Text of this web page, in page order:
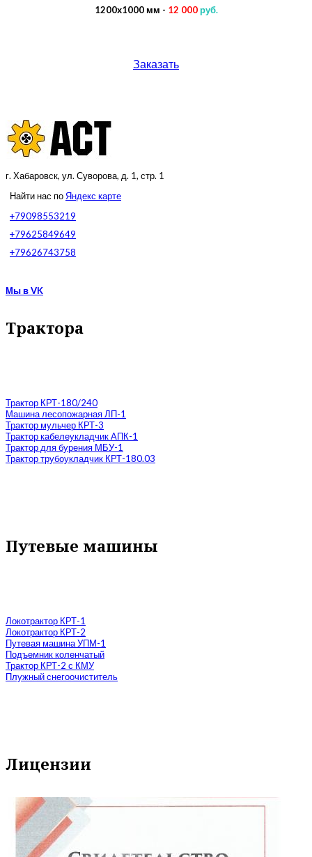
1200х1000 мм - 12 000 руб.
Заказать
г. Хабаровск, ул. Суворова, д. 1, стр. 1
Найти нас поЯндекс карте
+79098553219
+79625849649
+79626743758
Мы в VK
Трактора
Трактор КРТ-180/240
Машина лесопожарная ЛП-1
Трактор мульчер КРТ-3
Трактор кабелеукладчик АПК-1
Трактор для бурения МБУ-1
Трактор трубоукладчик КРТ-180.03
Путевые машины
Локотрактор КРТ-1
Локотрактор КРТ-2
Путевая машина УПМ-1
Подъемник коленчатый
Трактор КРТ-2 с КМУ
Плужный снегоочиститель
Лицензии